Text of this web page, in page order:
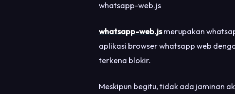
whatsapp-web.js
whatsapp-web.jsmerupakan
aplikasi browser whatsapp web
terkena blokir.
Meskipun begitu, tidak ada jaminan